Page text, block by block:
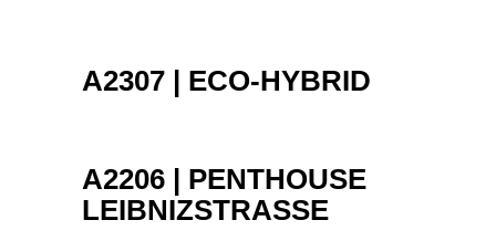
A2307 | ECO-HYBRID
A2206 | PENTHOUSE
LEIBNIZSTRASSE